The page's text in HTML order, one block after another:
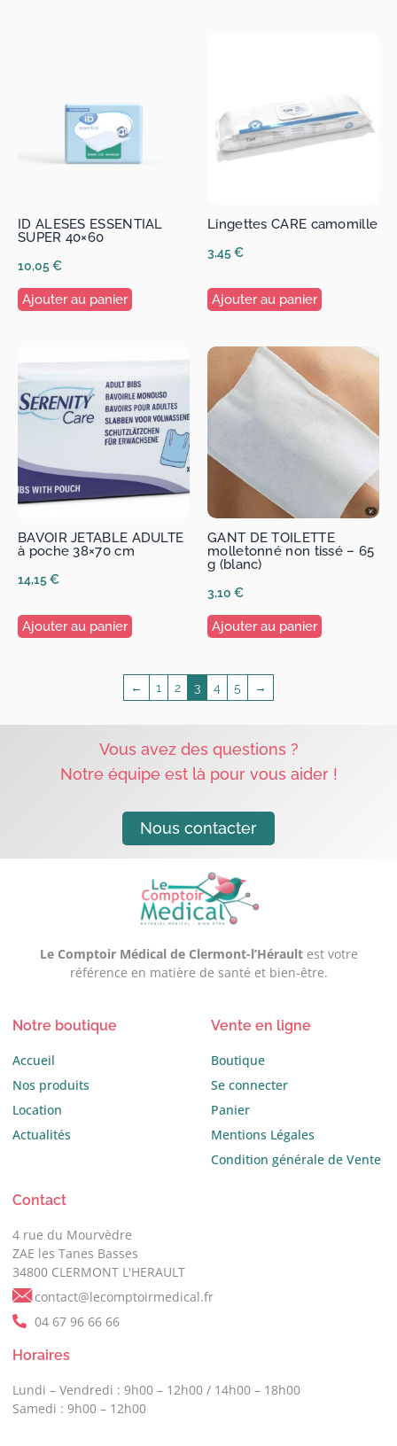
ID ALESES ESSENTIAL
SUPER 40×60
10,05€
Ajouter au panier
Lingettes CARE camomille
3,45€
Ajouter au panier
BAVOIR JETABLE ADULTE
à poche 38×70 cm
14,15€
Ajouter au panier
GANT DE TOILETTE
molletonné non tissé – 65
g (blanc)
3,10 €
Ajouter au panier
← 1 2 3 4 5 →
Vous avez des questions ?
Notre équipe est là pour vous aider !
Nous contacter
Le Comptoir Médical de Clermont-l’Héraultest votre
référence en matière de santé et bien-être.
Notre boutique
Accueil
Nos produits
Location
Actualités
Vente en ligne
Boutique
Se connecter
Panier
Mentions Légales
Condition générale de Vente
Contact
4 rue du Mourvèdre
ZAE les Tanes Basses
34800 CLERMONT L'HERAULT
contact@lecomptoirmedical.fr
04 67 96 66 66
Horaires
Lundi – Vendredi : 9h00 – 12h00 / 14h00 – 18h00
Samedi : 9h00 – 12h00